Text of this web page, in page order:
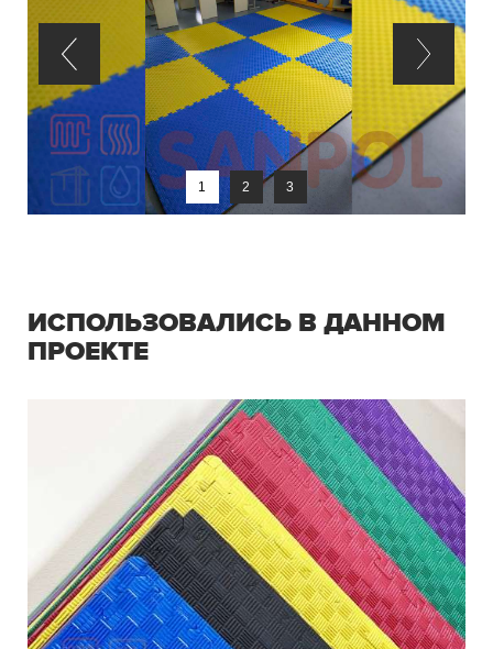
1 2 3
ИСПОЛЬЗОВАЛИСЬ В ДАННОМ
ПРОЕКТЕ